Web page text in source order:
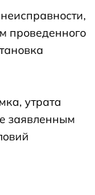
проведенного
утрата
заявленным